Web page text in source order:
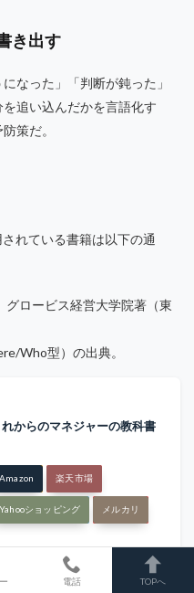
き出す
なった」「判断が鈍った」
追い込んだかを言語化す
策だ。
れている書籍は以下の通
グロービス経営大学院著（東
Who型）の出典。
れからのマネジャーの教科書
Amazon 楽天市場
Yahooショッピング メルカリ
H・シャイン著（白桃書房）
電話 TOPへ